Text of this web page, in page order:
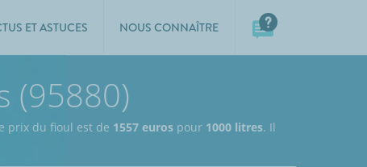
ET ASTUCES NOUS CONNAÎTRE
(95880)
prix du fioul est de 1557 euros pour 1000 litres. Il